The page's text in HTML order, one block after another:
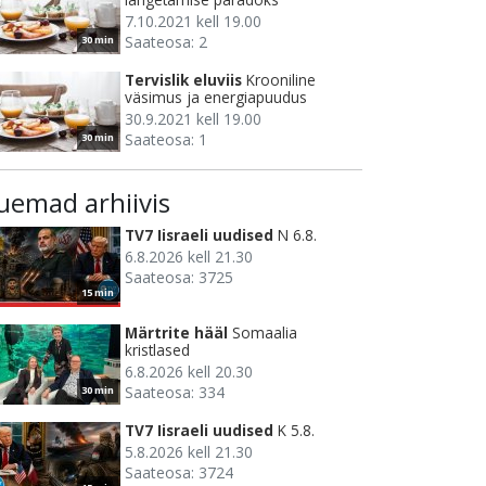
30 min
7.10.2021 kell 19.00
Saateosa: 2
30 min
Tervislik eluviis Krooniline
väsimus ja energiapuudus
30.9.2021 kell 19.00
Saateosa: 1
arhiivis
15 min
TV7 Iisraeli uudised N 6.8.
6.8.2026 kell 21.30
Saateosa: 3725
30 min
Märtrite hääl Somaalia
kristlased
6.8.2026 kell 20.30
Saateosa: 334
TV7 Iisraeli uudised K 5.8.
5.8.2026 kell 21.30
Saateosa: 3724